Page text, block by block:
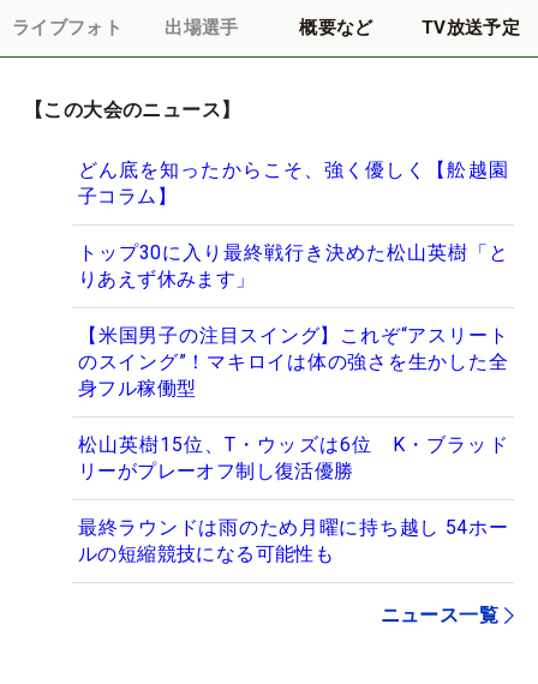
ライブフォト 出場選手 概要など TV放送予定
【この大会のニュース】
どん底を知ったからこそ、強く優しく【舩越園
子コラム】
トップ30に入り最終戦行き決めた松山英樹「と
りあえず休みます」
【米国男子の注目スイング】これぞ“アスリート
のスイング”！マキロイは体の強さを生かした全
身フル稼働型
松山英樹15位、T・ウッズは6位 K・ブラッド
リーがプレーオフ制し復活優勝
最終ラウンドは雨のため月曜に持ち越し 54ホー
ルの短縮競技になる可能性も
ニュース一覧